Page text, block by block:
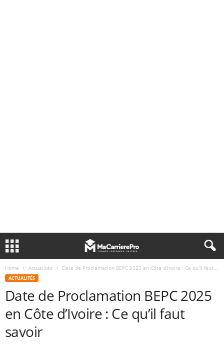
Home Actualités Date de Proclamation BEPC 2025 en Côte d’Ivoire : Ce qu’il faut...
ACTUALITÉS
Date de Proclamation BEPC 2025
en Côte d’Ivoire : Ce qu’il faut
savoir